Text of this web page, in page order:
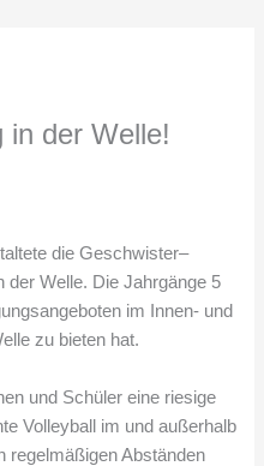
in der Welle!
die Geschwister–
der Welle. Die Jahrgänge 5
im Innen- und
zu bieten hat.
und Schüler eine riesige
Volleyball im und außerhalb
regelmäßigen Abständen